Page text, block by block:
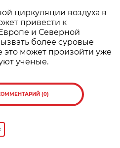
циркуляции воздуха в
привести к
и Северной
более суровые
может произойти уже
ученые.
(0)